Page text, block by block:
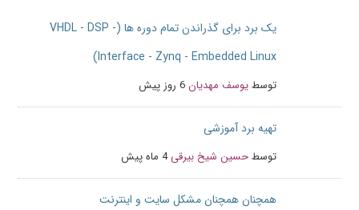
یک برد برای گذراندن تمام دوره ها (VHDL - DSP -
Interface - Zynq - Embedded Linux)
توسطیوسف مهدیان6 روز پیش
تهیه برد آموزشی
توسطحسین شیخ بیرقی4 ماه پیش
همچنان همچنان مشکل سایت و اینترنت